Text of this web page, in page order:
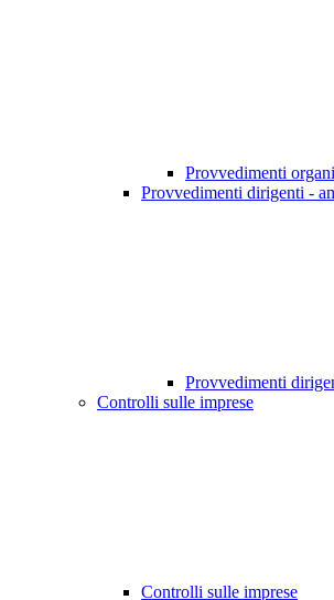
Provvedimenti
Provvedimenti dirigenti -
Provvedimenti
Controlli sulle imprese
Controlli sulle imprese